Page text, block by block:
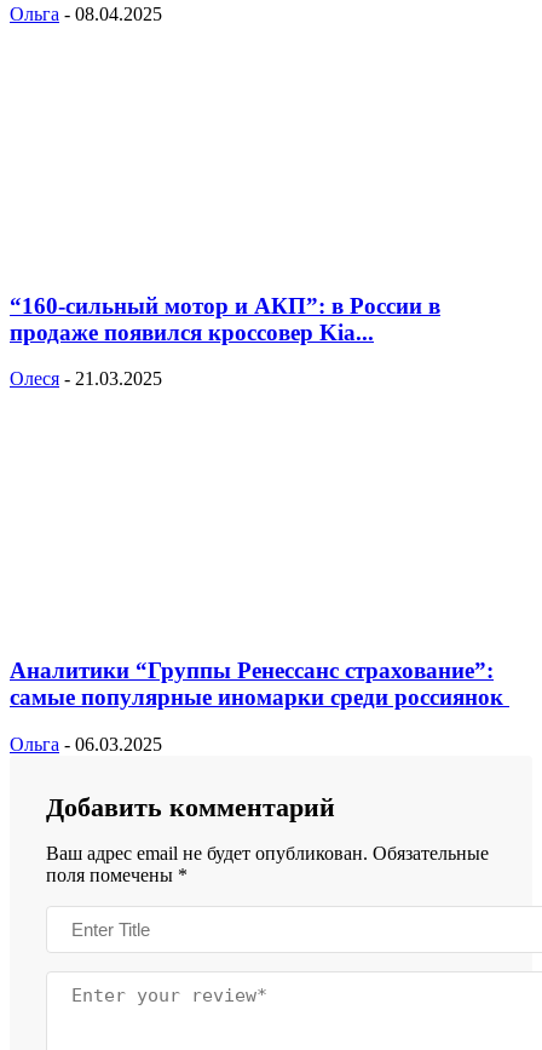
Ольга - 08.04.2025
“160-сильный мотор и АКП”: в России в
продаже появился кроссовер Kia...
Олеся - 21.03.2025
Аналитики “Группы Ренессанс страхование”:
самые популярные иномарки среди россиянок
Ольга - 06.03.2025
Добавить комментарий
Ваш адрес email не будет опубликован. Обязательные
поля помечены *